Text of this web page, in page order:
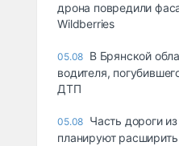
дрона повредили
Wildberries
05.08 В Брянской
водителя,
ДТП
05.08 Часть дороги
планируют